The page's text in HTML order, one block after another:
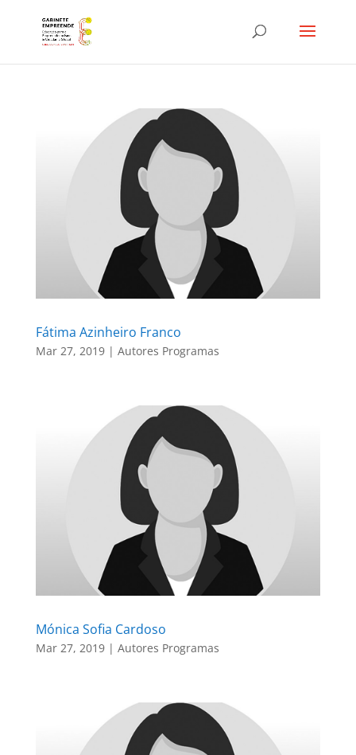
Fátima Azinheiro Franco
Mar 27, 2019| Autores Programas
Mónica Sofia Cardoso
Mar 27, 2019| Autores Programas